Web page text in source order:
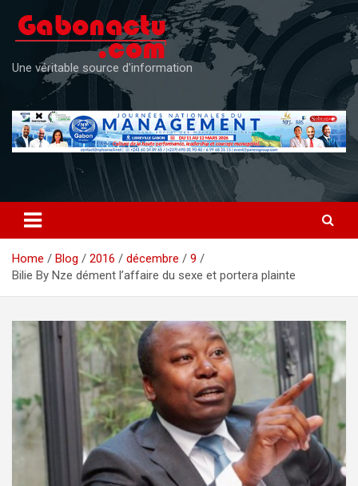
content
Une véritable source d'information
Home Blog 2016 décembre
9
Bilie By Nze dément l’affaire du sexe et portera plainte